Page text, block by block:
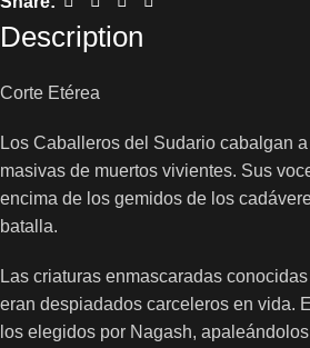
Description
Corte Etérea
Los Caballeros del Sudario cabalgan
masivas de muertos vivientes. Sus
encima de los gemidos de los
batalla.
Las criaturas enmascaradas
eran despiadados carceleros en vida.
los elegidos por Nagash,